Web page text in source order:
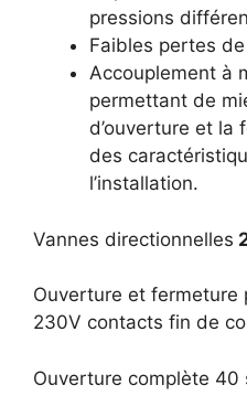
pressions
Faibles pertes
Accouplement à
permettant de
d’ouverture et la
des
l’installation.
Vannes directionnelles
Ouverture et fermeture
230V contacts fin de
Ouverture complète 40